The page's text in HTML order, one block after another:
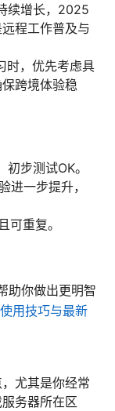
续增长，2025
程工作普及与
时，优先考虑具
跨境体验稳
步测试OK。
进一步提升，
可重复。
助你做出更明智
用技巧与最新
尤其是你经常
务器所在区